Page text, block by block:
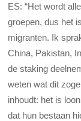
ES: “Het wordt
groepen, dus het
migranten. Ik
China, Pakistan,
de staking
weten wat dit
inhoudt: het is
dat hun bestaan